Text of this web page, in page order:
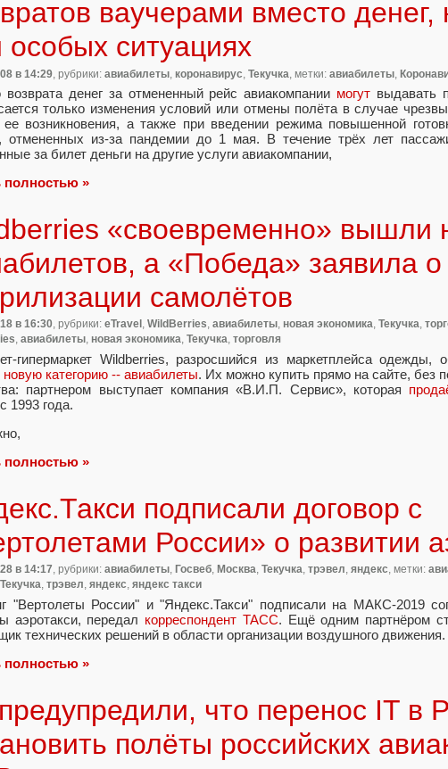
ваучерами вместо денег,
особых ситуациях
в 14:29 , рубрики: авиабилеты коронавирус Текучка , метки: авиабилеты
возврата денег за отмененный рейс авиакомпании могут выдавать
только изменения условий или отмены полёта в случае
возникновения, а также при введении режима повышенной
, отмененных из-за пандемии до 1 мая. В течение трёх лет
за билет деньги на другие услуги авиакомпании,
полностью »
«своевременно» вышли
а «Победа» заявила о
самолётов
в 16:30, рубрики: eTravel , WildBerries, авиабилеты, новая экономика, Текучка,
, авиабилеты, новая экономика, Текучка, торговля
гипермаркет Wildberries, разросшийся из маркетплейса одежды,
новую категорию -- авиабилеты. Их можно купить прямо на сайте, без
партнером выступает компания «В.И.П. Сервис», которая
1993 года.
,
полностью »
подписали договор с
России» о развитии
в 14:17, рубрики: авиабилеты, Госвеб, Москва, Текучка, трэвел, яндекс, метки:
Текучка, трэвел, яндекс, яндекс такси
"Вертолеты России" и "Яндекс.Такси" подписали на МАКС-2019
аэротакси, передал корреспондент ТАСС. Ещё одним партнёром
технических решений в области организации воздушного движения.
полностью »
что перенос IT в
полёты российских